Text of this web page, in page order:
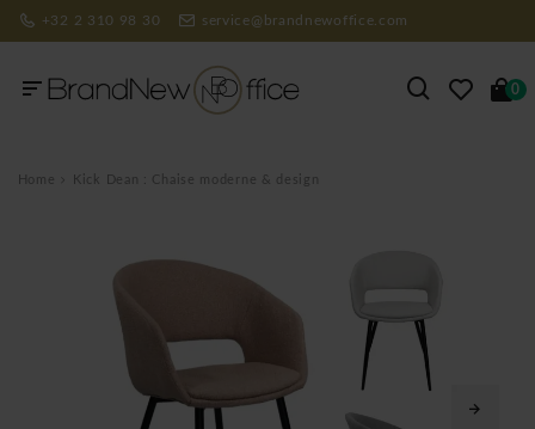
+32 2 310 98 30 service@brandnewoffice.com
0
Home Kick Dean : Chaise moderne & design